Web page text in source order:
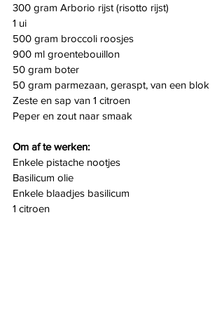
300 gram Arborio rijst (risotto rijst)
1 ui
500 gram broccoli roosjes
900 ml groentebouillon
50 gram boter
50 gram parmezaan, geraspt, van een blok
Zeste en sap van 1 citroen
Peper en zout naar smaak
Om af te werken:
Enkele pistache nootjes
Basilicum olie
Enkele blaadjes basilicum
1 citroen